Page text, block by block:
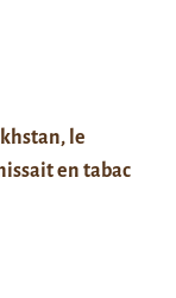
le
en tabac